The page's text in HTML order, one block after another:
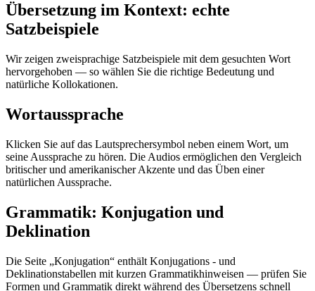
Übersetzung im Kontext: echte
Satzbeispiele
Wir zeigen zweisprachige Satzbeispiele mit dem gesuchten Wort
hervorgehoben — so wählen Sie die richtige Bedeutung und
natürliche Kollokationen.
Wortaussprache
Klicken Sie auf das Lautsprechersymbol neben einem Wort, um
seine Aussprache zu hören. Die Audios ermöglichen den Vergleich
britischer und amerikanischer Akzente und das Üben einer
natürlichen Aussprache.
Grammatik: Konjugation und
Deklination
Die Seite „Konjugation“ enthält Konjugations - und
Deklinationstabellen mit kurzen Grammatikhinweisen — prüfen Sie
Formen und Grammatik direkt während des Übersetzens schnell